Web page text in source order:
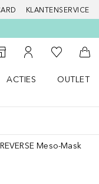
KLANTENSERVICE
Storefinder
Naar Mijn Account
Naar Mijn
ACTIES
OUTLET
Meso-Mask